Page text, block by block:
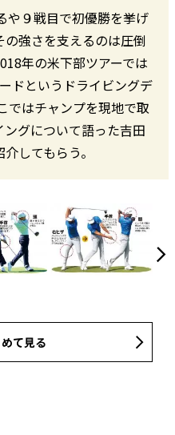
や９戦目で初優勝を挙げ
強さを支えるのは圧倒
年の米下部ツアーでは
ドというドライビングデ
ではチャンプを現地で取
グについて語った吉田
してもらう。
て見る